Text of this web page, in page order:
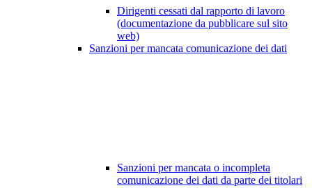
Dirigenti cessati dal rapporto di lavoro
(documentazione da pubblicare sul sito
web)
Sanzioni per mancata comunicazione dei dati
Sanzioni per mancata o incompleta
comunicazione dei dati da parte dei titolari